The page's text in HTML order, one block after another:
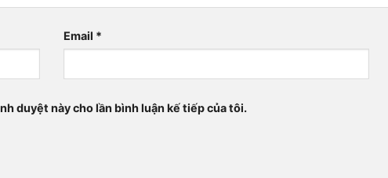
Email *
duyệt này cho lần bình luận kế tiếp của tôi.